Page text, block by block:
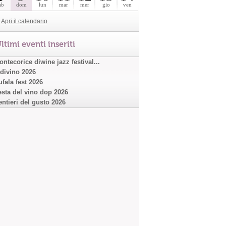
dom lun mar mer gio ven
Apri il calendario
eventi inseriti
diwine jazz festival...
2026
fest 2026
del vino dop 2026
del gusto 2026